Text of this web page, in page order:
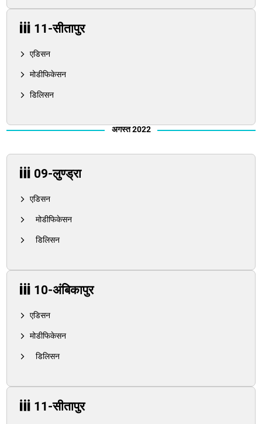
11-सीतापुर
एडिसन
मोडीफिकेसन
डिलिसन
अगस्त 2022
09-लुण्ड्रा
एडिसन
मोडीफिकेसन
डिलिसन
10-अंबिकापुर
एडिसन
मोडीफिकेसन
डिलिसन
11-सीतापुर